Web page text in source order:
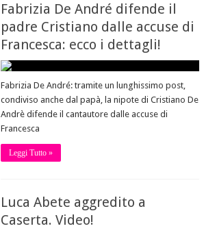
Fabrizia De André difende il
padre Cristiano dalle accuse di
Francesca: ecco i dettagli!
Fabrizia De André: tramite un lunghissimo post,
condiviso anche dal papà, la nipote di Cristiano De
Andrè difende il cantautore dalle accuse di
Francesca
Leggi Tutto »
Luca Abete aggredito a
Caserta. Video!